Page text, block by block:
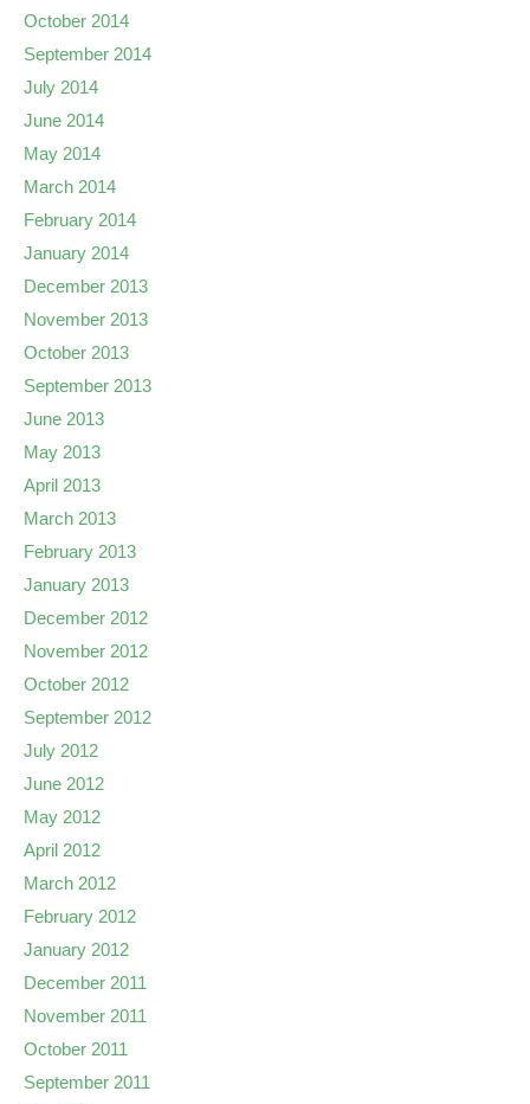
October 2014
September 2014
July 2014
June 2014
May 2014
March 2014
February 2014
January 2014
December 2013
November 2013
October 2013
September 2013
June 2013
May 2013
April 2013
March 2013
February 2013
January 2013
December 2012
November 2012
October 2012
September 2012
July 2012
June 2012
May 2012
April 2012
March 2012
February 2012
January 2012
December 2011
November 2011
October 2011
September 2011